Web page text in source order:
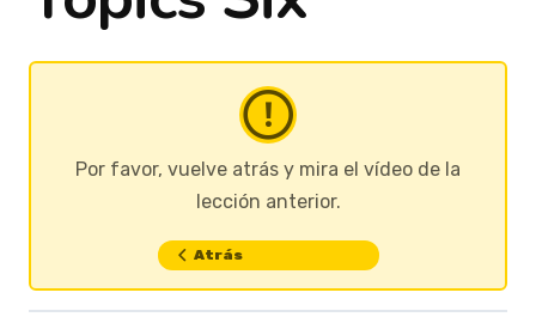
Por favor, vuelve atrás y mira el vídeo de la
lección anterior.
Atrás